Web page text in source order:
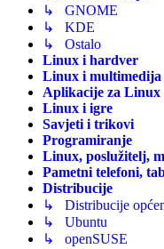
↳ GNOME
↳ KDE
↳ Ostalo
Linux i hardver
Linux i multimedija
Aplikacije za Linux
Linux i igre
Savjeti i trikovi
Programiranje
Linux, poslužitelj,
Pametni telefoni,
Distribucije
↳ Distribucije
↳ Ubuntu
↳ openSUSE